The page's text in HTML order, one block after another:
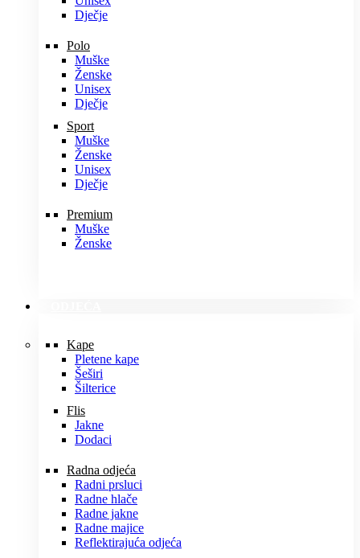
Dječje
Polo
Muške
Ženske
Unisex
Dječje
Sport
Muške
Ženske
Unisex
Dječje
Premium
Muške
Ženske
Kape
Pletene kape
Šeširi
Šilterice
Flis
Jakne
Dodaci
Radna odjeća
Radni prsluci
Radne hlače
Radne jakne
Radne majice
Reflektirajuća odjeća